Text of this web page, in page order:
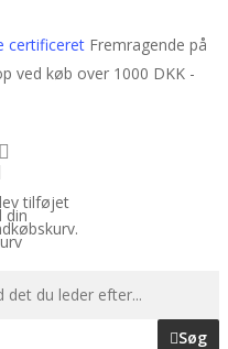
certificeret Fremragende på
ved køb over 1000 DKK -
tilføjet
din
Søg
Metalbestos 200mm længde